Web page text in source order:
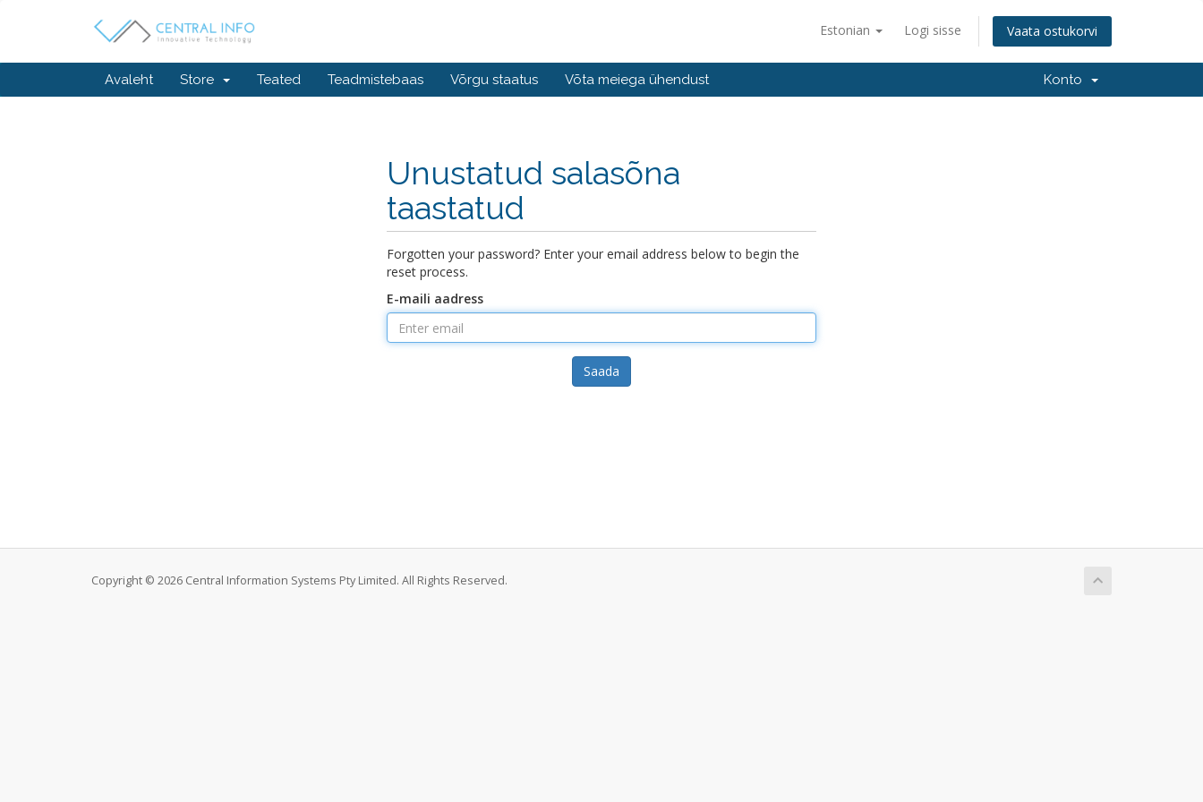
Estonian Logi sisse Vaata ostukorvi
Avaleht Store Teated Teadmistebaas Võrgu staatus Võta meiega ühendust Konto
Unustatud salasõna
taastatud
Forgotten your password? Enter your email address below to begin the
reset process.
E-maili aadress
Saada
Copyright © 2026 Central Information Systems Pty Limited. All Rights Reserved.